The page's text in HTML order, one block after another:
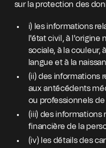
sur la protection des
i) les informations
l'état civil, à l'origine
sociale, à la couleur,
langue et à la
(ii) des informations
aux antécédents
ou professionnels
(iii) des informations
financière de la
(iv) les détails des